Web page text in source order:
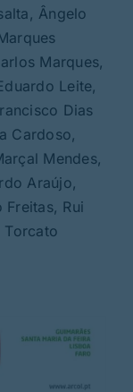
Ângelo
Marques,
Leite,
Dias
Cardoso,
Mendes,
Araújo,
Rui
Torcato